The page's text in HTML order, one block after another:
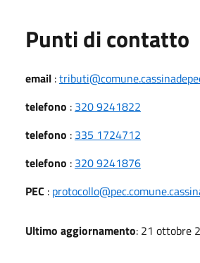
Punti di contatto
email :
telefono : 320 9241822
telefono : 335 1724712
telefono : 320 9241876
PEC :
Ultimo aggiornamento: 21 ottobre